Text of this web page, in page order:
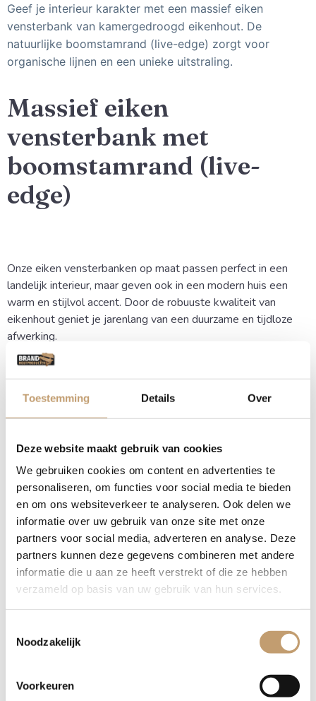
Toestemming Details Over
Deze website maakt gebruik van cookies
We gebruiken cookies om content en advertenties te
personaliseren, om functies voor social media te bieden
en om ons websiteverkeer te analyseren. Ook delen we
informatie over uw gebruik van onze site met onze
partners voor social media, adverteren en analyse. Deze
partners kunnen deze gegevens combineren met andere
informatie die u aan ze heeft verstrekt of die ze hebben
verzameld op basis van uw gebruik van hun services.
Noodzakelijk
Voorkeuren
Geef je interieur karakter met een massief eiken
vensterbank van kamergedroogd eikenhout. De
natuurlijke boomstamrand (live-edge) zorgt voor
organische lijnen en een unieke uitstraling.
Massief eiken
vensterbank met
boomstamrand (live-
edge)
Onze eiken vensterbanken op maat passen perfect in een
landelijk interieur, maar geven ook in een modern huis een
warm en stijlvol accent. Door de robuuste kwaliteit van
eikenhout geniet je jarenlang van een duurzame en tijdloze
afwerking.
Uniek Karakter
Elke plank is volledig uniek in vorm, kleur en nerftekening.
vensterbank hetzelfde. Wil je vooraf een foto ontvangen van
de beschikbare planken? Wij denken graag met je mee zodat
je de perfecte keuze kunt maken voor jouw woning.
Waarom kiezen voor een eiken
vensterbank met
boomstamrand?
Hoogwaardig Materiaal:
Natuurlijke Esthetiek:
Unieke uitstraling door de
Maatwerk:
Volledig op maat gemaakt, passend onder